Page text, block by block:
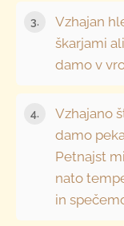
Vzhajan
škarjami
damo v
Vzhajano
damo
Petnajst
nato
in